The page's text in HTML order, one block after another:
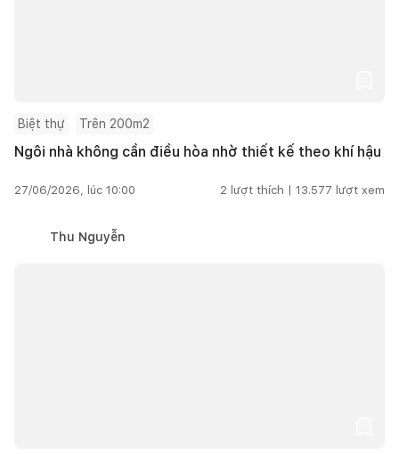
Biệt thự Trên 200m2
Ngôi nhà không cần điều hòa nhờ thiết kế theo khí hậu
27/06/2026, lúc 10:00 2 lượt thích | 13.577 lượt xem
Thu Nguyễn